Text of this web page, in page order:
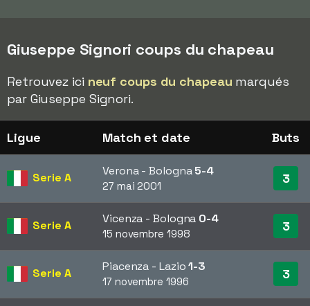
Giuseppe Signori coups du chapeau
Retrouvez ici neuf coups du chapeau marqués
par Giuseppe Signori.
Ligue Match et date Buts
Serie A Verona - Bologna5-4
27 mai 2001 3
Serie A Vicenza - Bologna 0-4
15 novembre 1998 3
Serie A Piacenza - Lazio1-3
17 novembre 1996 3